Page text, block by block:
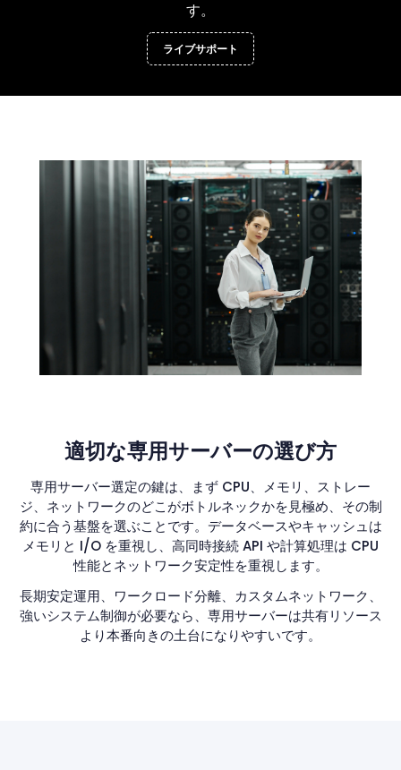
す。
ライブサポート
適切な専用サーバーの選び方
専用サーバー選定の鍵は、まず CPU、メモリ、ストレー
ジ、ネットワークのどこがボトルネックかを見極め、その制
約に合う基盤を選ぶことです。データベースやキャッシュは
メモリと I/O を重視し、高同時接続 API や計算処理は CPU
性能とネットワーク安定性を重視します。
長期安定運用、ワークロード分離、カスタムネットワーク、
強いシステム制御が必要なら、専用サーバーは共有リソース
より本番向きの土台になりやすいです。